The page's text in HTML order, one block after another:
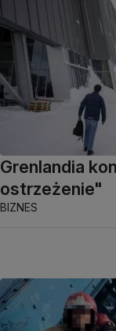
Grenlandia
ostrzeżenie"
BIZNES